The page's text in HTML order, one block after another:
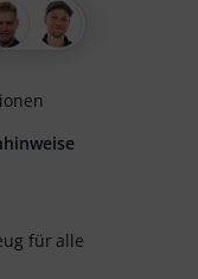
für alle